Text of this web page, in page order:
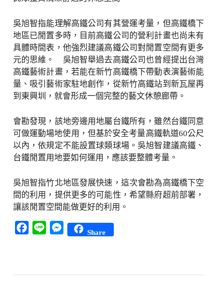
吳旭智指能理解高鐵公司有其營運考量，但高鐵橋下
地區已閒置多時，目前高鐵公司的營利計畫也尚未有
具體時間表，他強烈建議高鐵公司對閒置空間有更多
元的思維。 吳旭智舉過去高鐵公司也曾經提出台灣
高鐵藝術計畫，若能在新竹高鐵橋下帶動表演藝術能
量、吸引藝術家駐地創作，從新竹高鐵站到新瓦屋再
到東興圳，就會形成一個完整的藝文休憩廊帶。
會勘發現，該地旁邊用地屬台鐵所有，雖然台鐵同意
可做運動場地使用，但基於安全考量高鐵軌道60公尺
以內，依規定不能設置球類球場。吳旭智建議高鐵、
台鐵閒置用地要如何運用，應該要整體考量。
吳旭智指竹北地區發展快速，這次會勘為高鐵橋下空
間的利用，提供更多的可能性，希望縣府超前部署，
讓該閒置空間能做更好的利用。
Facebook
Line Messenger
Share